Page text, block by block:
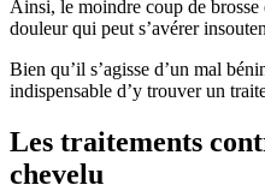
Ainsi, le moindre coup de
douleur qui peut s’avérer
Bien qu’il s’agisse d’un mal
indispensable d’y trouver un
Les traitements
chevelu